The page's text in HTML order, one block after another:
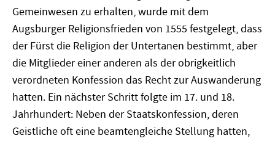
Gemeinwesen zu erhalten, wurde mit dem
Augsburger Religionsfrieden von 1555 festgelegt, dass
der Fürst die Religion der Untertanen bestimmt, aber
die Mitglieder einer anderen als der obrigkeitlich
verordneten Konfession das Recht zur Auswanderung
hatten. Ein nächster Schritt folgte im 17. und 18.
Jahrhundert: Neben der Staatskonfession, deren
Geistliche oft eine beamtengleiche Stellung hatten,